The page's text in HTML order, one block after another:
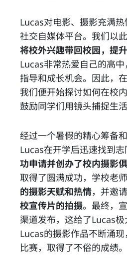
Lucas对电影、摄影充满
社交自媒体平台。我们以此
将校外兴趣带回校园，提
Lucas非常热爱自己的高
指导和成长机会。因此，
我们便开始探讨如何在校
鼓励同学们用镜头捕捉生活
经过一个暑假的精心筹备
Lucas在开学后迅速找到志
功申请并创办了校内摄影俱
取得了圆满成功，学校老
的摄影天赋和热情，并邀请
校宣传片的拍摄。最终，
渠道发布，这给了Lucas极
Lucas的摄影作品不断涌
比赛，取得了不俗的成绩。